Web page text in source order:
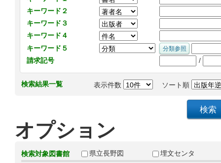
キーワード２
キーワード３
キーワード４
キーワード５
請求記号
/
検索結果一覧 表示件数 ソート順
オプション
検索対象図書館 県立長野図
埋文センタ